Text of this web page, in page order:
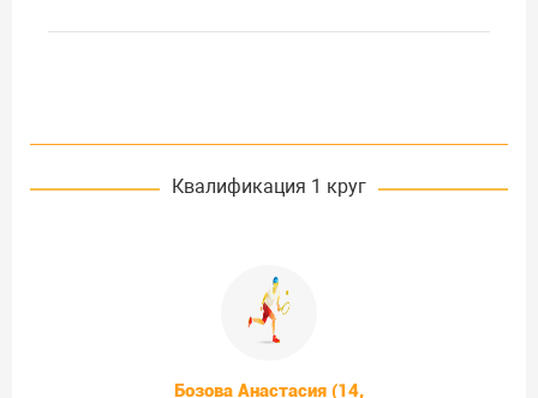
Квалификация 1 круг
Бозова Анастасия (14,